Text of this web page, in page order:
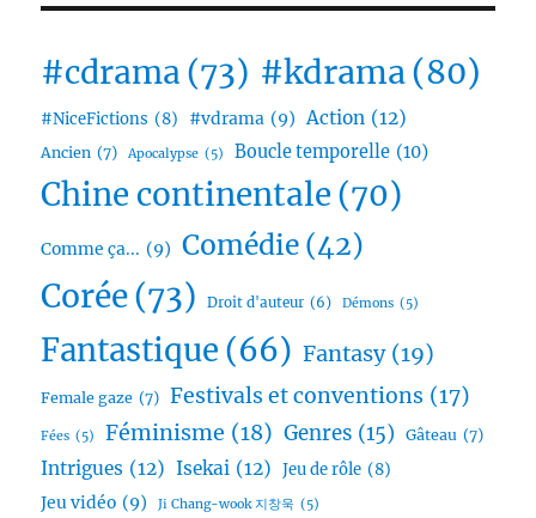
#cdrama (73) #kdrama(80)
#NiceFictions (8) #vdrama (9) Action (12)
Ancien (7) Apocalypse (5) Boucle temporelle (10)
Chine continentale (70)
Comme ça... (9) Comédie (42)
Corée(73) Droit d'auteur (6) Démons (5)
Fantastique (66) Fantasy (19)
Female gaze (7) Festivals et conventions (17)
Fées (5) Féminisme (18) Genres (15) Gâteau (7)
Intrigues (12) Isekai (12) Jeu de rôle (8)
Jeu vidéo (9) Ji Chang-wook 지창욱 (5)